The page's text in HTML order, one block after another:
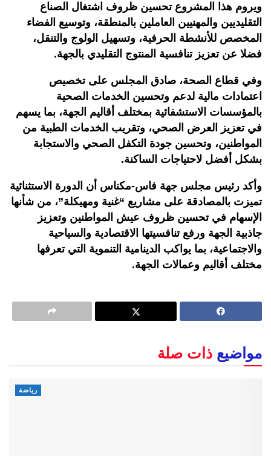
ويروم هذا المشروع تحسين ظروف اشتغال الصناع
التقليديين والمهنيين العاملين بالمنطقة، وتوسيع الفضاء
المخصص للأنشطة الحرفية، وتسهيل الولوج والتنقل،
فضلا عن تعزيز تنافسية المنتوج التقليدي بالجهة.
وفي قطاع الصحة، صادق المجلس على تخصيص
اعتمادات مالية لدعم وتحسين الخدمات الصحية
بالمؤسسات الاستشفائية بمختلف أقاليم الجهة، بما يسهم
في تعزيز العرض الصحي، وتقريب الخدمات الطبية من
المواطنين، وتحسين جودة التكفل الصحي والاستجابة
بشكل أفضل لاحتياجات الساكنة.
وأكد رئيس مجلس جهة فاس-مكناس أن الدورة الاستثنائية
تميزت بالمصادقة على مشاريع “غنية ومهيكلة”، من شأنها
الإسهام في تحسين ظروف عيش المواطنين وتعزيز
جاذبية الجهة ورفع تنافسيتها الاقتصادية والسياحية
والاجتماعية، بما يواكب الدينامية التنموية التي تعرفها
مختلف أقاليم وعمالات الجهة.
مواضيع ذات صلة
رياضة